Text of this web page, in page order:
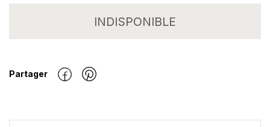
INDISPONIBLE
Partager